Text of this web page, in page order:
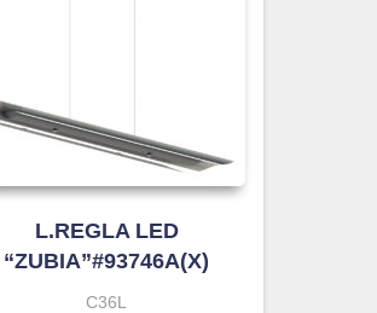
L.REGLA LED
“ZUBIA”#93746A(X)
C36L